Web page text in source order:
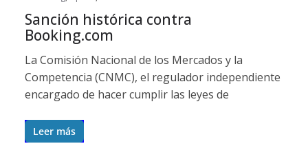
Sanción histórica contra
Booking.com
La Comisión Nacional de los Mercados y la
Competencia (CNMC), el regulador independiente
encargado de hacer cumplir las leyes de
Leer más